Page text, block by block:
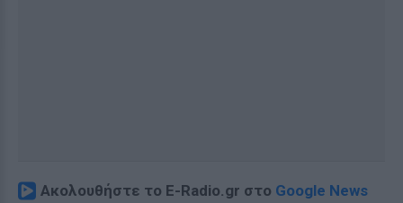
Ακολουθήστε το E-Radio.gr στο Google News